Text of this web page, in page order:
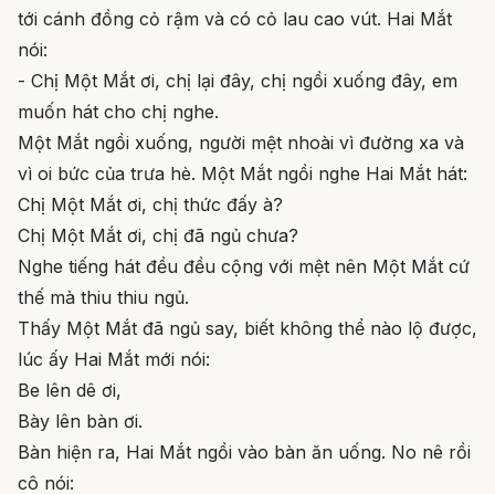
tới cánh đồng cỏ rậm và có cỏ lau cao vút. Hai Mắt
nói:
- Chị Một Mắt ơi, chị lại đây, chị ngồi xuống đây, em
muốn hát cho chị nghe.
Một Mắt ngồi xuống, người mệt nhoài vì đường xa và
vì oi bức của trưa hè. Một Mắt ngồi nghe Hai Mắt hát:
Chị Một Mắt ơi, chị thức đấy à?
Chị Một Mắt ơi, chị đã ngủ chưa?
Nghe tiếng hát đều đều cộng với mệt nên Một Mắt cứ
thế mà thiu thiu ngủ.
Thấy Một Mắt đã ngủ say, biết không thể nào lộ được,
lúc ấy Hai Mắt mới nói:
Be lên dê ơi,
Bày lên bàn ơi.
Bàn hiện ra, Hai Mắt ngồi vào bàn ăn uống. No nê rồi
cô nói: